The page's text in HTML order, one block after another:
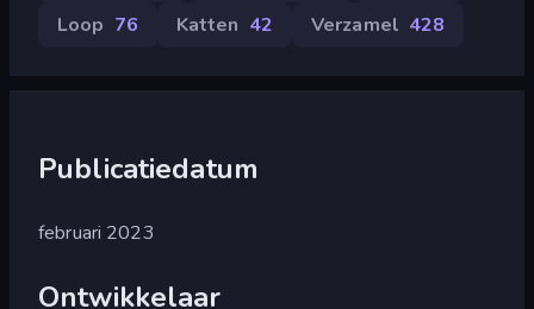
Loop 76 Katten 42 Verzamel 428
Publicatiedatum
februari 2023
Ontwikkelaar